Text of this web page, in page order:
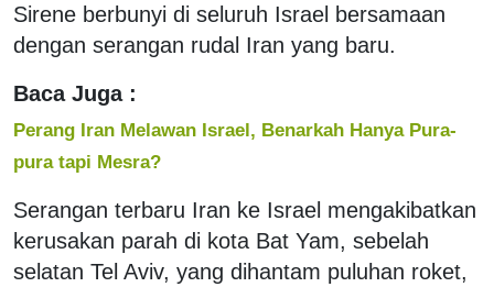
Sirene berbunyi di seluruh Israel bersamaan
dengan serangan rudal Iran yang baru.
Baca Juga :
Perang Iran Melawan Israel, Benarkah Hanya Pura-
pura tapi Mesra?
Serangan terbaru Iran ke Israel mengakibatkan
kerusakan parah di kota Bat Yam, sebelah
selatan Tel Aviv, yang dihantam puluhan roket,